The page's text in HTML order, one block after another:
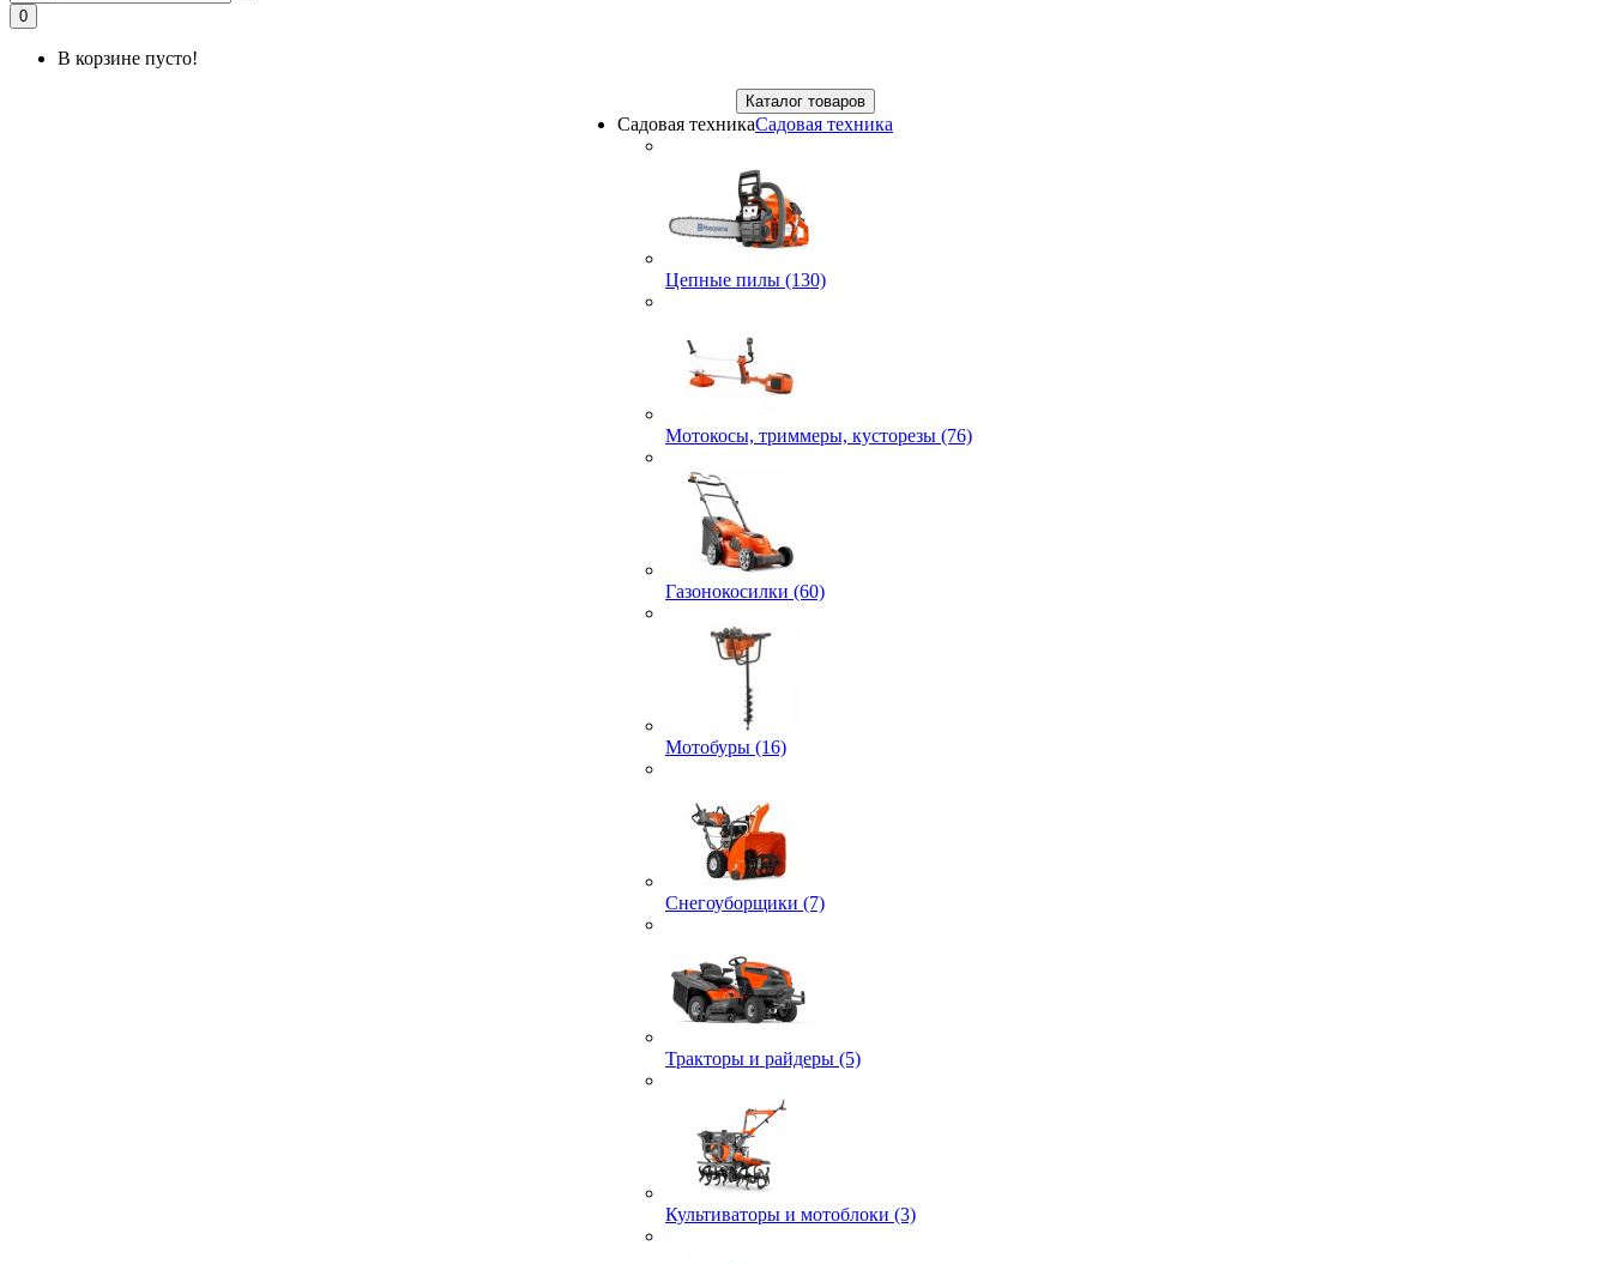
0
В корзине пусто!
Каталог товаров
Садовая техникаСадовая техника
Цепные пилы (130)
Мотокосы, триммеры, кусторезы (76)
Газонокосилки (60)
Мотобуры (16)
Снегоуборщики (7)
Тракторы и райдеры (5)
Культиваторы и мотоблоки (3)